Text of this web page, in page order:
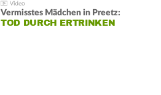
Vermisstes Mädchen in Preetz:
TOD DURCH ERTRINKEN